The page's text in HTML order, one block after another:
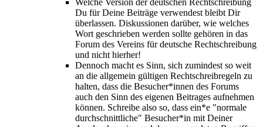
Du für Deine Beiträge verwendest bleibt Dir
überlassen. Diskussionen darüber, wie welches
Wort geschrieben werden sollte gehören in das
Forum des Vereins für deutsche Rechtschreibung
und nicht hierher!
Dennoch macht es Sinn, sich zumindest so weit
an die allgemein gültigen Rechtschreibregeln zu
halten, dass die Besucher*innen des Forums
auch den Sinn des eigenen Beitrages aufnehmen
können. Schreibe also so, dass ein*e "normale
durchschnittliche" Besucher*in mit Deiner